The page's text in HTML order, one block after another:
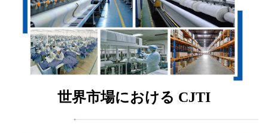
世界市場における CJTI